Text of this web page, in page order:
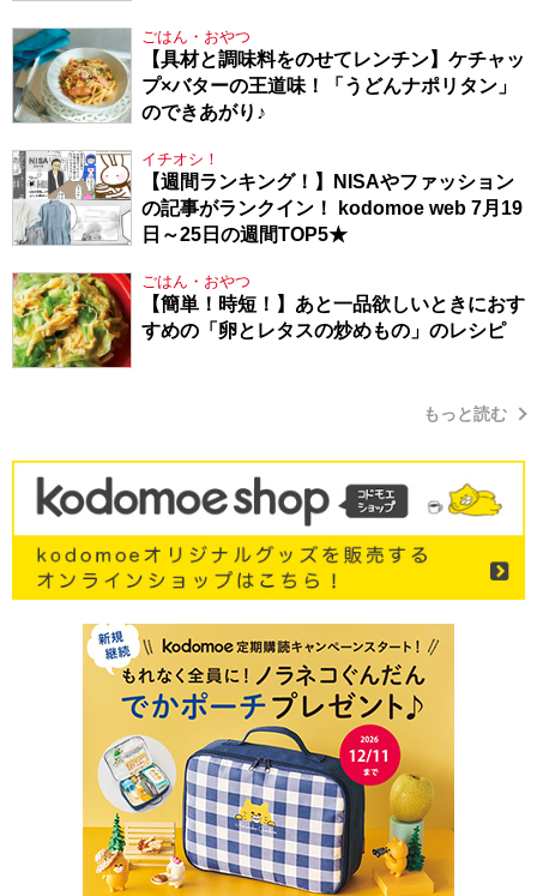
ごはん・おやつ
【具材と調味料をのせてレンチン】ケチャッ
プ×バターの王道味！「うどんナポリタン」
のできあがり♪
イチオシ！
【週間ランキング！】NISAやファッション
の記事がランクイン！ kodomoe web 7月19
日～25日の週間TOP5★
ごはん・おやつ
【簡単！時短！】あと一品欲しいときにおす
すめの「卵とレタスの炒めもの」のレシピ
もっと読む